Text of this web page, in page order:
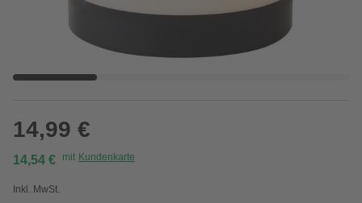
14,99 €
14,54 € mit Kundenkarte
Inkl. MwSt.